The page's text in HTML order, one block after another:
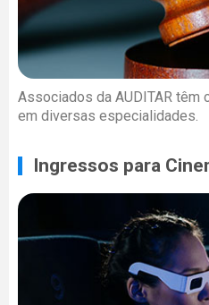
Associados da AUDITAR têm
em diversas especialidades.
Ingressos para